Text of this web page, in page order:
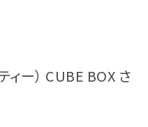
ィー） CUBE BOX さ